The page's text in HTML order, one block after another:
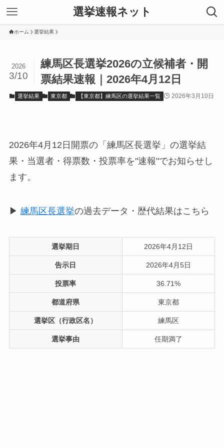
選挙速報ネット
ホーム 選挙結果
練馬区長選挙2026の立候補者・開
票結果速報｜2026年4月12日
2026
3/10
選挙結果 東京都 【東京都】練馬区の選挙結果一覧 2026年3月10日
2026年4月12日開票の「練馬区長選挙」の選挙結
果・当選者・得票数・投票率を"速報"でお知らせし
ます。
▶ 練馬区長選挙の過去データ・歴代結果はこちら
選挙期日 2026年4月12日
告示日 2026年4月5日
投票率 36.71%
都道府県 東京都
選挙区（行政区名） 練馬区
選挙事由 任期満了